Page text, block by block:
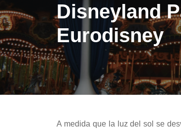
Disneyland
Eurodisney
A medida que la luz del sol se